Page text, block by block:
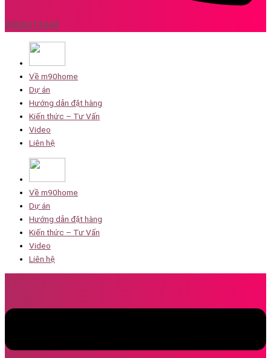
0906374448
Về m90home
Dự án
Hướng dẫn đặt hàng
Kiến thức – Tư Vấn
Video
Liên hệ
Về m90home
Dự án
Hướng dẫn đặt hàng
Kiến thức – Tư Vấn
Video
Liên hệ